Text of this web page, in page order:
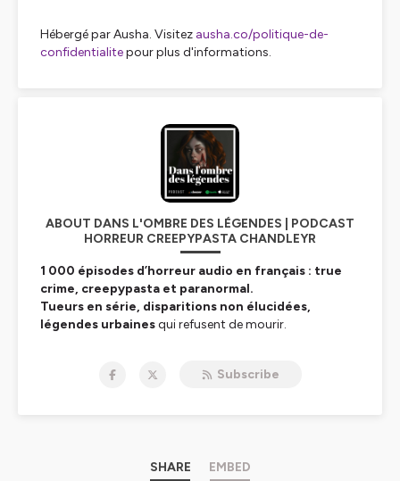
Hébergé par Ausha. Visitez ausha.co/politique-de-
confidentialitepour plus d'informations.
ABOUT DANS L'OMBRE DES LÉGENDES | PODCAST
HORREUR CREEPYPASTA CHANDLEYR
1 000 épisodes d’horreur audio en français : true
crime, creepypasta et paranormal.
Tueurs en série, disparitions non élucidées,
légendes urbainesqui refusent de mourir.
Ici, la réalité dérape. Le
surnaturelvous observe.
Subscribe
SHARE EMBED